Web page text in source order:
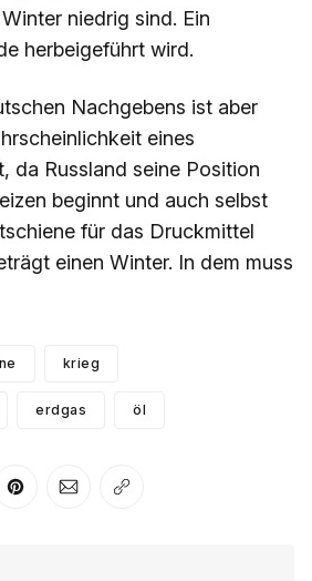
niedrig sind. Ein
herbeigeführt wird.
Nachgebens ist aber
eines
da Russland seine Position
beginnt und auch selbst
für das Druckmittel
einen Winter. In dem muss
krieg
erdgas öl
teilenteilen
Auf Pinterest teilen
Per E-Mail teilen
Link kopieren